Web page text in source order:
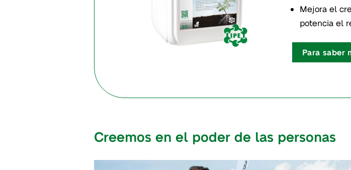
Mejora el
potencia el
Para saber
Creemos en el poder de las personas